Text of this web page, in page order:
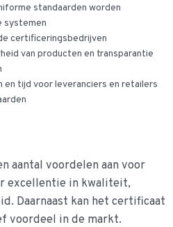
standaarden worden
systemen
certificeringsbedrijven
van producten en transparantie
en tijd voor leveranciers en retailers
aantal voordelen aan voor
excellentie in kwaliteit,
Daarnaast kan het certificaat
voordeel in de markt.